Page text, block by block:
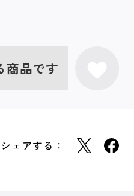
商品です
シェアする：